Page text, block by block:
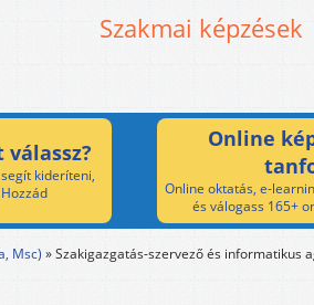
Szakmai képzések
kideríteni,
Online
Online oktatás, e-
és válogass 165+
Msc) »Szakigazgatás-szervező és informatikus